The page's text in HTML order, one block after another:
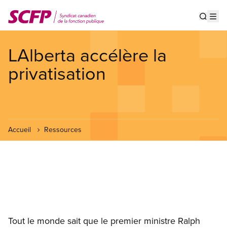
au
contenu
LAlberta accélère la
privatisation
Accueil Ressources
Tout le monde sait que le premier ministre Ralph